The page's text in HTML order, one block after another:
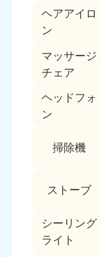
ヘアアイロ
ン
マッサージ
チェア
ヘッドフォ
ン
掃除機
ストーブ
シーリング
ライト
050-
9:00〜19:00
群馬県
050-
9:00〜19:00
愛知県
9:00〜19:00
050-
9:00〜19:00